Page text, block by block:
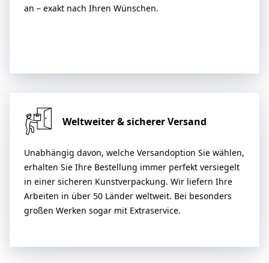
an – exakt nach Ihren Wünschen.
Weltweiter & sicherer Versand
Unabhängig davon, welche Versandoption Sie wählen,
erhalten Sie Ihre Bestellung immer perfekt versiegelt
in einer sicheren Kunstverpackung. Wir liefern Ihre
Arbeiten in über 50 Länder weltweit. Bei besonders
großen Werken sogar mit Extraservice.